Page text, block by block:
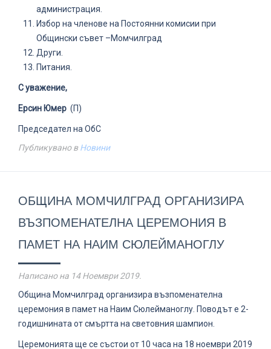
администрация.
Избор на членове на Постоянни комисии при
Общински съвет –Момчилград
Други.
Питания.
С уважение,
Eрсин Юмер (П)
Председател на ОбС
Публикувано вНовини
ОБЩИНА МОМЧИЛГРАД ОРГАНИЗИРА
ВЪЗПОМЕНАТЕЛНА ЦЕРЕМОНИЯ В
ПАМЕТ НА НАИМ СЮЛЕЙМАНОГЛУ
Написано на 14 Ноември 2019.
Община Момчилград организира възпоменателна
церемония в памет на Наим Сюлейманоглу. Поводът е 2-
годишнината от смъртта на световния шампион.
Церемонията ще се състои от 10 часа на 18 ноември 2019